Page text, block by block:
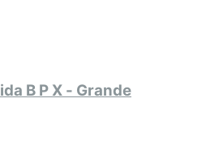
B P X - Grande